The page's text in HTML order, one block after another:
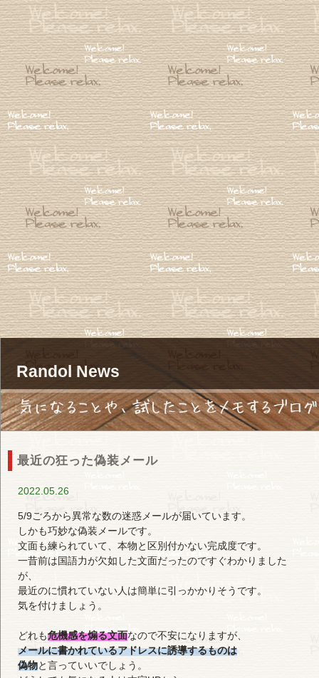
Randol News
最近の狂った偽装メール
2022.05.26
5/9ごろから異常な数の迷惑メールが届いています。
しかも巧妙な偽装メールです。
文面も練られていて、本物と区別付かない完成度です。
一昔前は国語力が欠如した文面だったのですぐわかりました
が、
最近のに慣れていない人は簡単に引っかかりそうです。
気を付けましょう。
どれも危機感を煽る文面なので不安になりますが、
メールに書かれているアドレスに誘導するものは
偽物と言っていいでしょう。